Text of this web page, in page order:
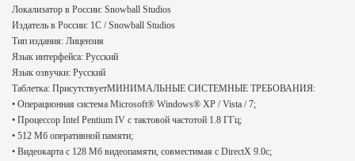
Локализатор в России: Snowball Studios
Издатель в России: 1C / Snowball Studios
Тип издания: Лицензия
Язык интерфейса: Русский
Язык озвучки: Русский
Таблетка: ПрисутствуетМИНИМАЛЬНЫЕ СИСТЕМНЫЕ ТРЕБОВАНИЯ:
• Операционная система Microsoft® Windows® XP / Vista / 7;
• Процессор Intel Pentium IV с тактовой частотой 1.8 ГГц;
• 512 Мб оперативной памяти;
• Видеокарта с 128 Мб видеопамяти, совместимая с DirectX 9.0c;